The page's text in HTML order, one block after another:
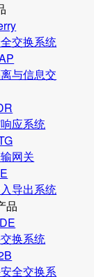
交换系统
与信息交
应系统
网关
导出系统
品
换系统
全交换系